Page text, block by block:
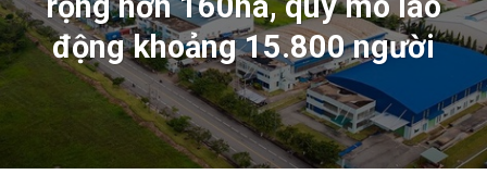
động khoảng 15.800 người